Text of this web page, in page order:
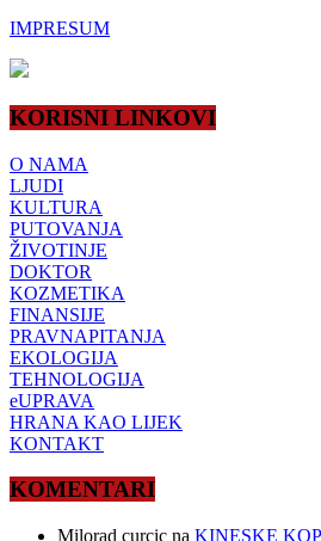
IMPRESUM
KORISNI LINKOVI
O NAMA
LJUDI
KULTURA
PUTOVANJA
ŽIVOTINJE
DOKTOR
KOZMETIKA
FINANSIJE
PRAVNAPITANJA
EKOLOGIJA
TEHNOLOGIJA
eUPRAVA
HRANA KAO LIJEK
KONTAKT
KOMENTARI
Milorad curcic na KINESKE